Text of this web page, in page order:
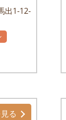
出1-12-
る